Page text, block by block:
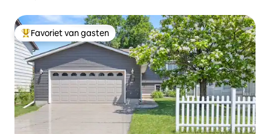
Topfavoriet van gasten
Favoriet van gasten